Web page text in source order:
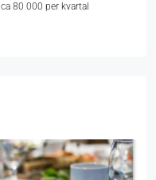
ca 80 000 per kvartal